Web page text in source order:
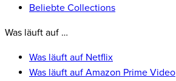
Beliebte Collections
Was läuft auf …
Was läuft auf Netflix
Was läuft auf Amazon Prime Video